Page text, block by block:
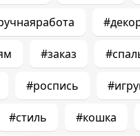
#заказ
#роспись
#стиль #кошка